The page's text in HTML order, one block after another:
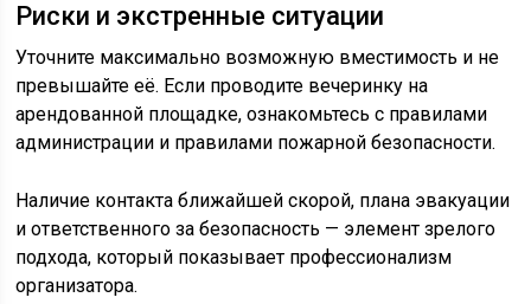
Риски и экстренные ситуации
Уточните максимально возможную вместимость и не
превышайте её. Если проводите вечеринку на
арендованной площадке, ознакомьтесь с правилами
администрации и правилами пожарной безопасности.
Наличие контакта ближайшей скорой, плана эвакуации
и ответственного за безопасность — элемент зрелого
подхода, который показывает профессионализм
организатора.